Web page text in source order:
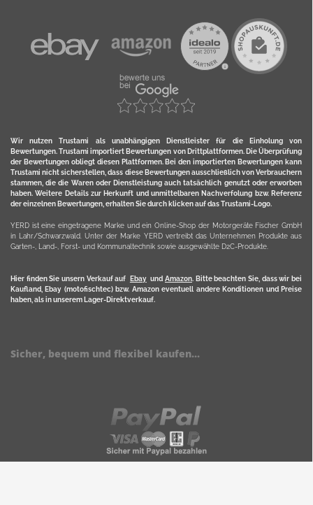
Wir nutzen Trustami als unabhängigen Dienstleister für die Einholung von
Bewertungen. Trustami importiert Bewertungen von Drittplattformen. Die Überprüfung
der Bewertungen obliegt diesen Plattformen. Bei den importierten Bewertungen kann
Trustami nicht sicherstellen, dass diese Bewertungen ausschließlich von Verbrauchern
stammen, die die Waren oder Dienstleistung auch tatsächlich genutzt oder erworben
haben. Weitere Details zur Herkunft und unmittelbaren Nachverfolung bzw. Referenz
der einzelnen Bewertungen, erhalten Sie durch klicken auf das Trustami-Logo.
YERD ist eine eingetragene Marke und ein Online-Shop der Motorgeräte Fischer GmbH
in Lahr/Schwarzwald. Unter der Marke YERD vertreibt das Unternehmen Produkte aus
Garten-, Land-, Forst- und Kommunaltechnik sowie ausgewählte D2C-Produkte.
Hier finden Sie unsern Verkauf auf Ebayund Amazon. Bitte beachten Sie, dass wir bei
Kaufland, Ebay (motofischtec) bzw. Amazon eventuell andere Konditionen und Preise
haben, als in unserem Lager-Direktverkauf.
Sicher, bequem und flexibel kaufen...